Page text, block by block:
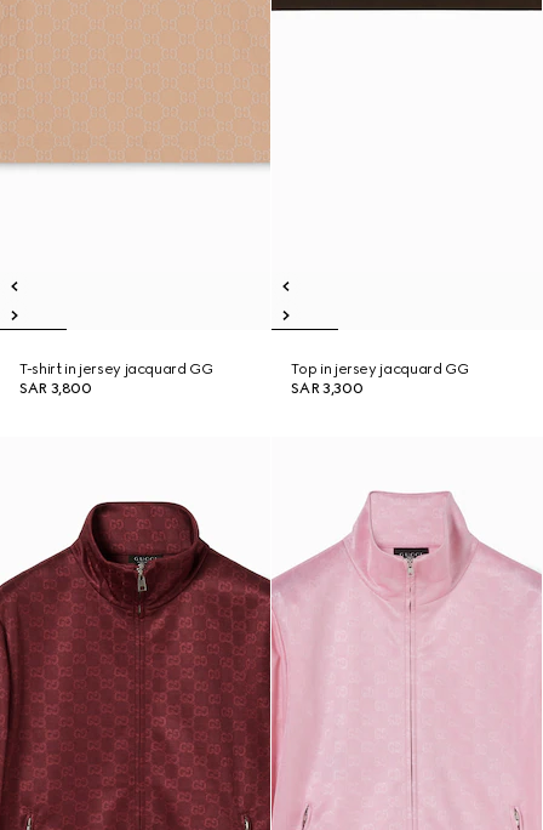
T-shirt in jersey jacquard GG
SAR 3,800
Top in jersey jacquard GG
SAR 3,300